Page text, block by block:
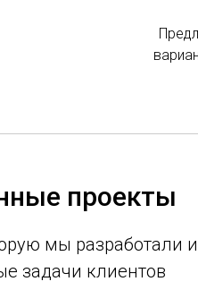
проекты
мы разработали
задачи клиентов